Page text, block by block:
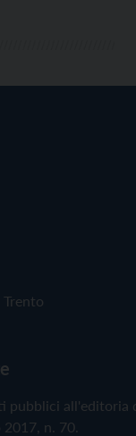
pubblici all'editoria
n. 70.